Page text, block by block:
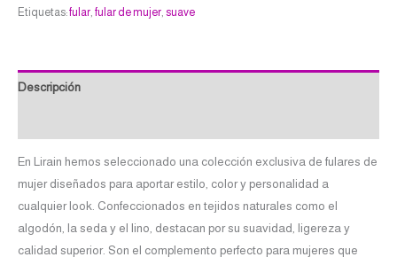
Etiquetas:fular fular de mujer suave
Descripción
En Lirain hemos seleccionado una colección exclusiva de fulares de
mujer diseñados para aportar estilo, color y personalidad a
cualquier look. Confeccionados en tejidos naturales como el
algodón, la seda y el lino, destacan por su suavidad, ligereza y
calidad superior. Son el complemento perfecto para mujeres que